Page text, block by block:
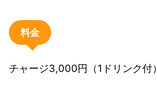
料金
チャージ3,000円（1ドリンク付）